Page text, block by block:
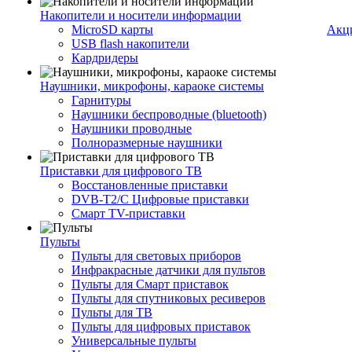
Накопители и носители информации
MicroSD карты
USB flash накопители
Кардридеры
Наушники, микрофоны, караоке системы
Гарнитуры
Наушники беспроводные (bluetooth)
Наушники проводные
Полноразмерные наушники
Приставки для цифрового ТВ
Восстановленные приставки
DVB-T2/C Цифровые приставки
Смарт ТV-приставки
Пульты
Пульты для световых приборов
Инфракрасные датчики для пультов
Пульты для Смарт приставок
Пульты для спутниковых ресиверов
Пульты для ТВ
Пульты для цифровых приставок
Универсальные пульты